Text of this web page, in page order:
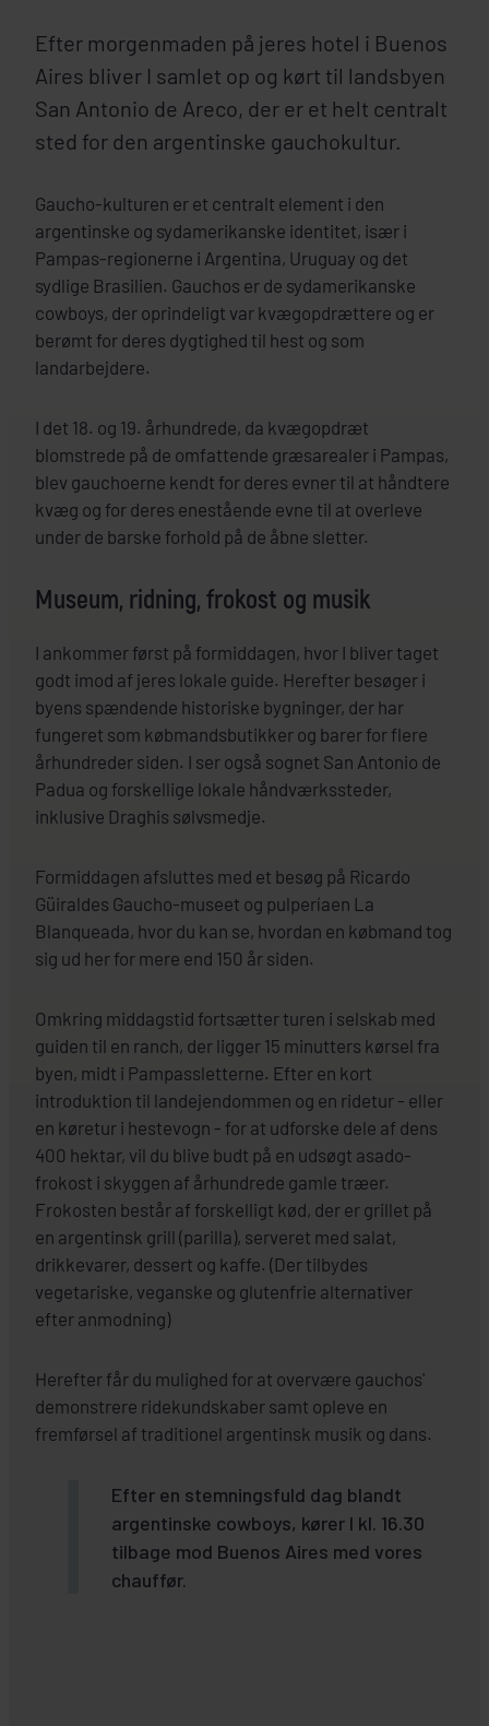
Efter morgenmaden på jeres hotel i Buenos
Aires bliver I samlet op og kørt til landsbyen
San Antonio de Areco, der er et helt centralt
sted for den argentinske gauchokultur.
Gaucho-kulturen er et centralt element i den
argentinske og sydamerikanske identitet, især i
Pampas-regionerne i Argentina, Uruguay og det
sydlige Brasilien. Gauchos er de sydamerikanske
cowboys, der oprindeligt var kvægopdrættere og er
berømt for deres dygtighed til hest og som
landarbejdere.
I det 18. og 19. århundrede, da kvægopdræt
blomstrede på de omfattende græsarealer i Pampas,
blev gauchoerne kendt for deres evner til at håndtere
kvæg og for deres enestående evne til at overleve
under de barske forhold på de åbne sletter.
Museum, ridning, frokost og musik
I ankommer først på formiddagen, hvor I bliver taget
godt imod af jeres lokale guide. Herefter besøger i
byens spændende historiske bygninger, der har
fungeret som købmandsbutikker og barer for flere
århundreder siden. I ser også sognet San Antonio de
Padua og forskellige lokale håndværkssteder,
inklusive Draghis sølvsmedje.
Formiddagen afsluttes med et besøg på Ricardo
Güiraldes Gaucho-museet og pulperíaen La
Blanqueada, hvor du kan se, hvordan en købmand tog
sig ud her for mere end 150 år siden.
Omkring middagstid fortsætter turen i selskab med
guiden til en ranch, der ligger 15 minutters kørsel fra
byen, midt i Pampassletterne. Efter en kort
introduktion til landejendommen og en ridetur - eller
en køretur i hestevogn - for at udforske dele af dens
400 hektar, vil du blive budt på en udsøgt asado-
frokost i skyggen af århundrede gamle træer.
Frokosten består af forskelligt kød, der er grillet på
en argentinsk grill (parilla), serveret med salat,
drikkevarer, dessert og kaffe. (Der tilbydes
vegetariske, veganske og glutenfrie alternativer
efter anmodning)
Herefter får du mulighed for at overvære gauchos'
demonstrere ridekundskaber samt opleve en
fremførsel af traditionel argentinsk musik og dans.
Efter en stemningsfuld dag blandt
argentinske cowboys, kører I kl. 16.30
tilbage mod Buenos Aires med vores
chauffør.